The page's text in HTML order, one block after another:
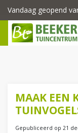
a
Vandaag geopend
MAAK EEN
Gepubliceerd op 21